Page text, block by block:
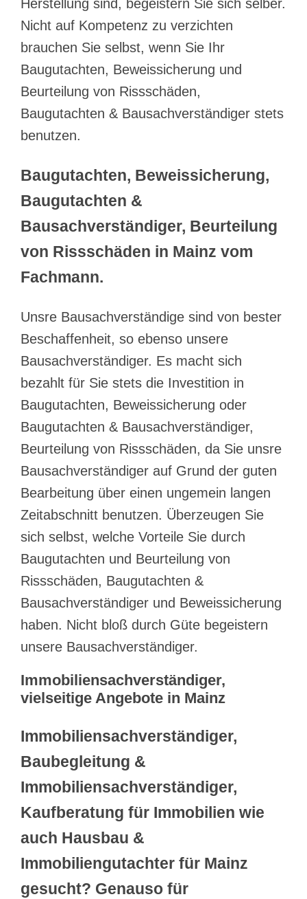
Herstellung sind, begeistern Sie sich selber.
Nicht auf Kompetenz zu verzichten
brauchen Sie selbst, wenn Sie Ihr
Baugutachten, Beweissicherung und
Beurteilung von Rissschäden,
Baugutachten & Bausachverständiger stets
benutzen.
Baugutachten, Beweissicherung,
Baugutachten &
Bausachverständiger, Beurteilung
von Rissschäden in Mainz vom
Fachmann.
Unsre Bausachverständige sind von bester
Beschaffenheit, so ebenso unsere
Bausachverständiger. Es macht sich
bezahlt für Sie stets die Investition in
Baugutachten, Beweissicherung oder
Baugutachten & Bausachverständiger,
Beurteilung von Rissschäden, da Sie unsre
Bausachverständiger auf Grund der guten
Bearbeitung über einen ungemein langen
Zeitabschnitt benutzen. Überzeugen Sie
sich selbst, welche Vorteile Sie durch
Baugutachten und Beurteilung von
Rissschäden, Baugutachten &
Bausachverständiger und Beweissicherung
haben. Nicht bloß durch Güte begeistern
unsere Bausachverständiger.
Immobiliensachverständiger,
vielseitige Angebote in Mainz
Immobiliensachverständiger,
Baubegleitung &
Immobiliensachverständiger,
Kaufberatung für Immobilien wie
auch Hausbau &
Immobiliengutachter für Mainz
gesucht? Genauso für